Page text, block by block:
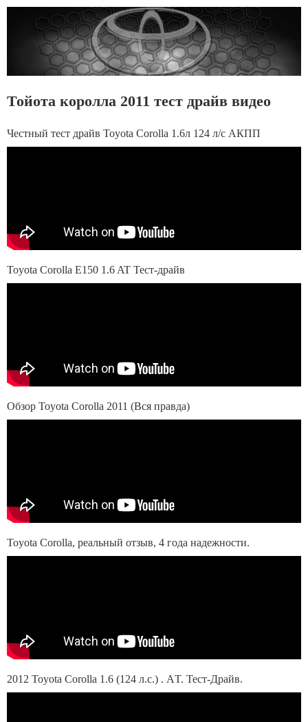
Тойота королла 2011 тест драйв видео
Честный тест драйв Toyota Corolla 1.6л 124 л/с АКПП
Toyota Corolla E150 1.6 AT Тест-драйв
Обзор Toyota Corolla 2011 (Вся правда)
Toyota Corolla, реальный отзыв, 4 года надежности.
2012 Toyota Corolla 1.6 (124 л.с.) . АT. Тест-Драйв.